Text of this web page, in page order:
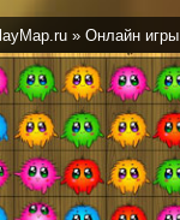
» Онлайн игры